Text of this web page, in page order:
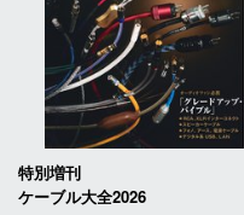
特別増刊
ケーブル大全2026